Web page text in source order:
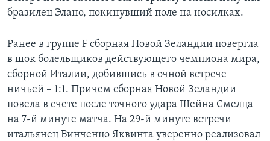
бразилец Элано, покинувший поле на носилках.
Ранее в группе F сборная Новой Зеландии повергла
в шок болельщиков действующего чемпиона мира,
сборной Италии, добившись в очной встрече
ничьей – 1:1. Причем сборная Новой Зеландии
повела в счете после точного удара Шейна Смелца
на 7-й минуте матча. На 29-й минуте встречи
итальянец Винченцо Яквинта уверенно реализовал